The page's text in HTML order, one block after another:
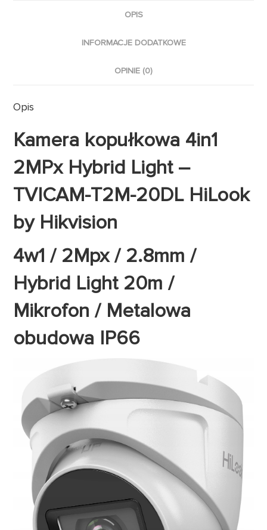
OPIS
INFORMACJE DODATKOWE
OPINIE (0)
Opis
Kamera kopułkowa 4in1
2MPx Hybrid Light –
TVICAM-T2M-20DL HiLook
by Hikvision
4w1 / 2Mpx / 2.8mm /
Hybrid Light 20m /
Mikrofon / Metalowa
obudowa IP66